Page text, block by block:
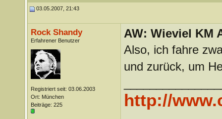
03.05.2007, 21:43
Rock Shandy
Erfahrener Benutzer
Registriert seit: 03.06.2003
Ort: München
Beiträge: 225
AW: Wieviel KM
Also, ich fahre
und zurück, um
http://